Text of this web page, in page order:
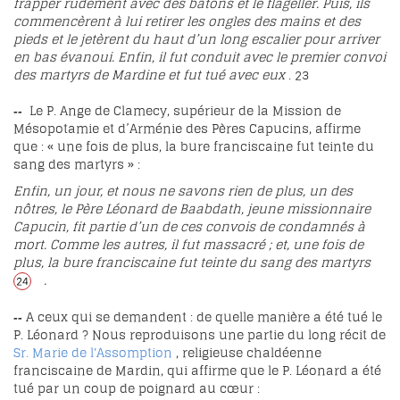
commencèrent à lui retirer les ongles des mains et des
pieds et le jetèrent du haut d’un long escalier pour arriver
en bas évanoui. Enfin, il fut conduit avec le premier convoi
des martyrs de Mardine et fut tué avec eux.23
-- Le P. Ange de Clamecy, supérieur de la Mission de
Mésopotamie et d’Arménie des Pères Capucins, affirme
que : « une fois de plus, la bure franciscaine fut teinte du
sang des martyrs » :
Enfin, un jour, et nous ne savons rien de plus, un des
nôtres, le Père Léonard de Baabdath, jeune missionnaire
Capucin, fit partie d’un de ces convois de condamnés à
mort. Comme les autres, il fut massacré ; et, une fois de
plus, la bure franciscaine fut teinte du sang des martyrs
24 .
-- A ceux qui se demandent : de quelle manière a été tué le
P. Léonard ? Nous reproduisons une partie du long récit de
Sr. Marie de l'Assomption, religieuse chaldéenne
franciscaine de Mardin, qui affirme que le P. Léonard a été
tué par un coup de poignard au cœur :